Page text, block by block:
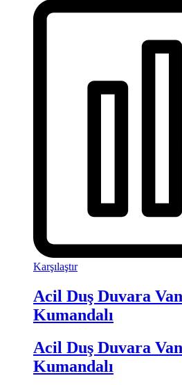
Karşılaştır
Acil Duş Duvara
Kumandalı
Acil Duş Duvara
Kumandalı